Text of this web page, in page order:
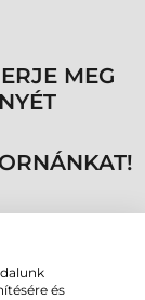
MEG
és